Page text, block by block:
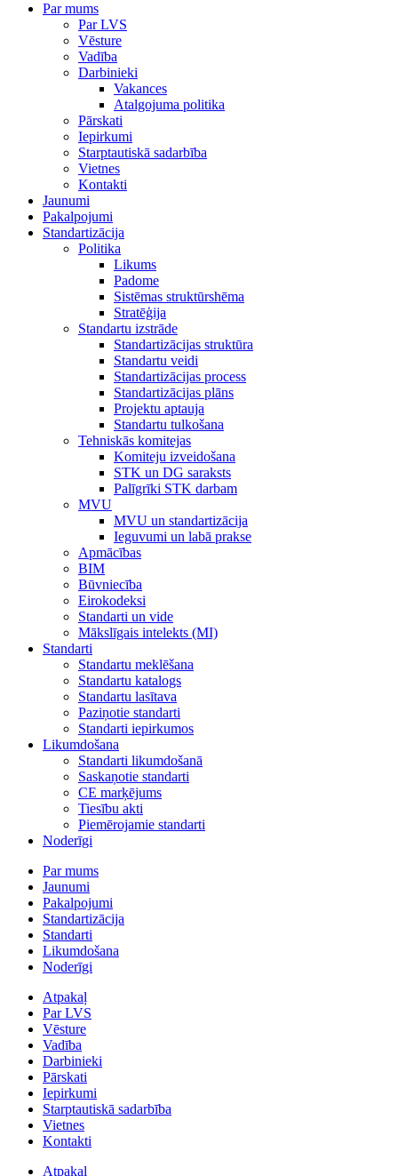
Par mums
Par LVS
Vēsture
Vadība
Darbinieki
Vakances
Atalgojuma politika
Pārskati
Iepirkumi
Starptautiskā sadarbība
Vietnes
Kontakti
Jaunumi
Pakalpojumi
Standartizācija
Politika
Likums
Padome
Sistēmas struktūrshēma
Stratēģija
Standartu izstrāde
Standartizācijas struktūra
Standartu veidi
Standartizācijas process
Standartizācijas plāns
Projektu aptauja
Standartu tulkošana
Tehniskās komitejas
Komiteju izveidošana
STK un DG saraksts
Palīgrīki STK darbam
MVU
MVU un standartizācija
Ieguvumi un labā prakse
Apmācības
BIM
Būvniecība
Eirokodeksi
Standarti un vide
Mākslīgais intelekts (MI)
Standarti
Standartu meklēšana
Standartu katalogs
Standartu lasītava
Paziņotie standarti
Standarti iepirkumos
Likumdošana
Standarti likumdošanā
Saskaņotie standarti
CE marķējums
Tiesību akti
Piemērojamie standarti
Noderīgi
Par mums
Jaunumi
Pakalpojumi
Standartizācija
Standarti
Likumdošana
Noderīgi
Atpakaļ
Par LVS
Vēsture
Vadība
Darbinieki
Pārskati
Iepirkumi
Starptautiskā sadarbība
Vietnes
Kontakti
Atpakaļ